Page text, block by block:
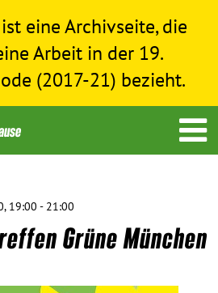
eine Archivseite, die
Arbeit in der 19.
(2017-21) bezieht.
19:00 - 21:00
Grüne München